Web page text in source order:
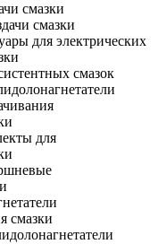
смазки
смазки
для электрических
смазок
для
смазки